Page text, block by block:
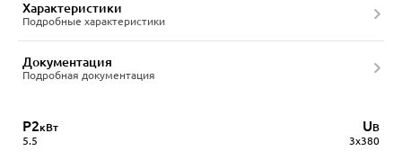
Характеристики
Подробные характеристики
Документация
Подробная документация
P2кВт
5.5
UВ
3x380